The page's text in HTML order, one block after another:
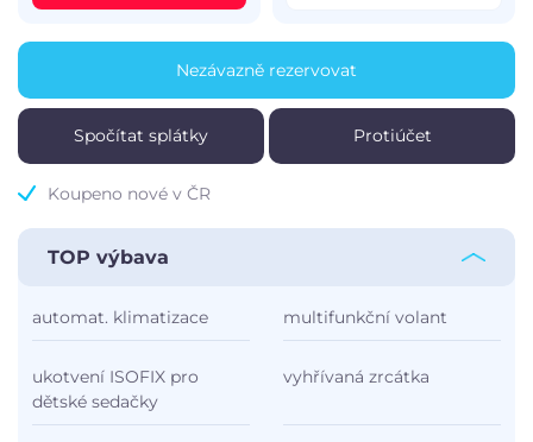
Koupeno nové v ČR
Spočítat splátky Protiúčet
Nezávazně rezervovat
TOP výbava
automat. klimatizace multifunkční volant
ukotvení ISOFIX pro
dětské sedačky
vyhřívaná zrcátka